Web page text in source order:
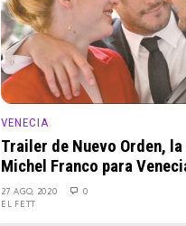
VENECIA
Trailer de Nuevo Orden,
Michel Franco para
27 AGO, 2020
0
EL FETT